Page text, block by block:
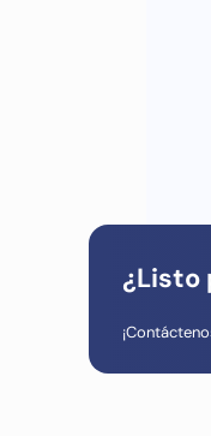
¿Listo